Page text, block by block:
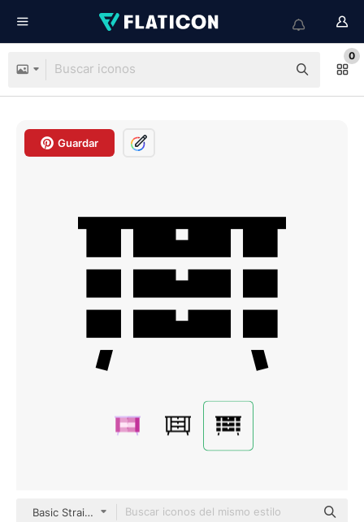
0
Guardar
Basic Straight Filled